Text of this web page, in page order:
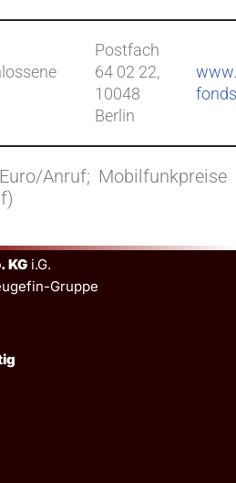
Postfach
64 02 22,
10048
Berlin
Anruf; Mobilfunkpreise
KG i.G.
Gruppe